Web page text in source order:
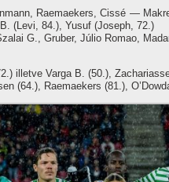
Raemaekers, Cissé —
(Levi, 84.), Yusuf (Joseph, 72.)
G., Gruber, Júlio Romao,
illetve Varga B. (50.),
(64.), Raemaekers (81.),